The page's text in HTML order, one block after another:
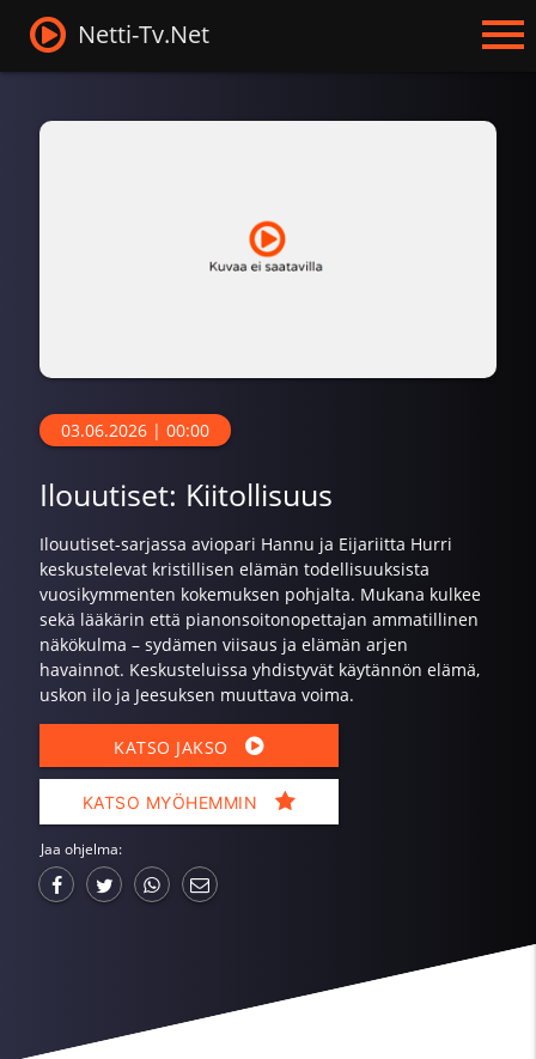
Netti-Tv.Net
03.06.2026 | 00:00
Ilouutiset: Kiitollisuus
Ilouutiset-sarjassa aviopari Hannu ja Eijariitta Hurri
keskustelevat kristillisen elämän todellisuuksista
vuosikymmenten kokemuksen pohjalta. Mukana kulkee
sekä lääkärin että pianonsoitonopettajan ammatillinen
näkökulma – sydämen viisaus ja elämän arjen
havainnot. Keskusteluissa yhdistyvät käytännön elämä,
uskon ilo ja Jeesuksen muuttava voima.
KATSO JAKSO
KATSO MYÖHEMMIN
Jaa ohjelma: